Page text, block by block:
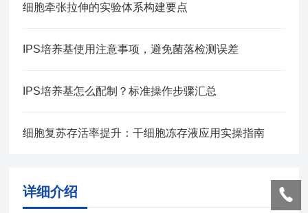
细胞牵张拉伸的实验体系构建要点
IPS培养基使用注意事项，避免菌落检测误差
IPS培养基怎么配制？标准操作步骤汇总
细胞复苏存活率提升：干细胞冻存液应用实操指南
详细介绍